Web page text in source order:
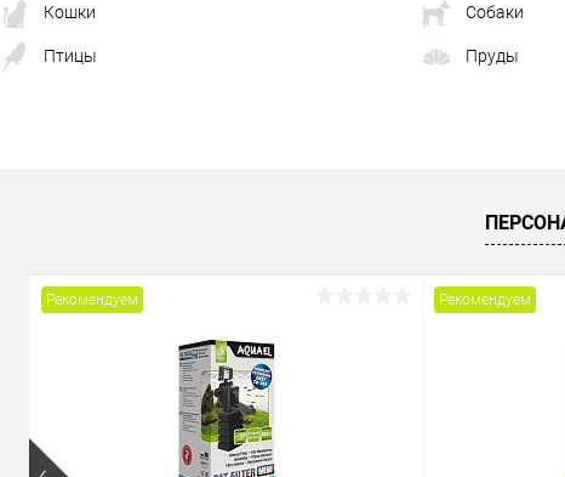
Кошки Собаки
Птицы Пруды
Рекомендуем Рекомендуем